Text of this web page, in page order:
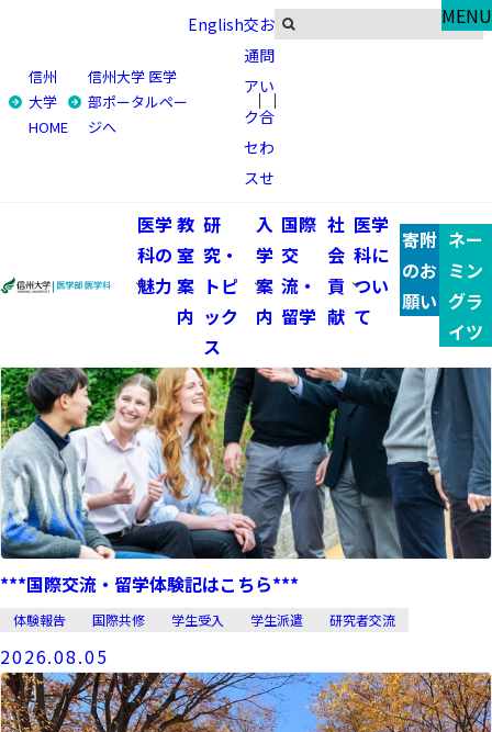
信州
大学
HOME
信州大学 医学
部ポータルペー
ジへ
English交
通
ア
ク
セ
ス
お
問
い
合
わ
せ
医学
科の
魅力
教
室
案
内
研
究・
トピ
ック
ス
入
学
案
内
国際
交
流・
留学
社
会
貢
献
医学
科に
つい
て
寄附
のお
願い
ネー
ミン
グラ
イツ
Global
トピックス
トップ 国際交流・留学 トピックス
***国際交流・留学体験記はこちら***
体験報告 国際共修 学生受入 学生派遣 研究者交流
2026.08.05
MENU